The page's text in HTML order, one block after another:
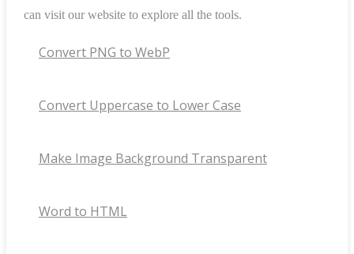
can visit our website to explore all the tools.
Convert PNG to WebP
Convert Uppercase to Lower Case​
Make Image Background Transparent
Word to HTML​